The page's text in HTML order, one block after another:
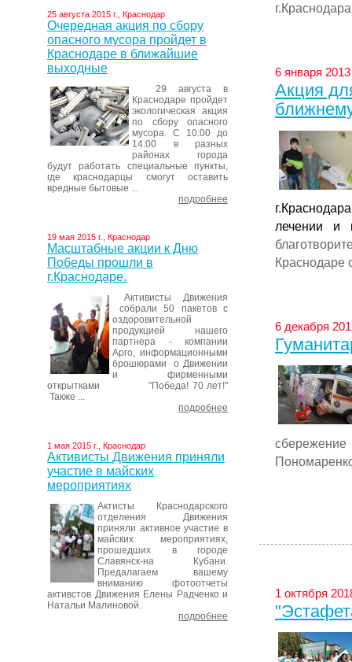
25 августа 2015 г., Краснодар
Очередная акция по сбору
опасного мусора пройдет в
Краснодаре в ближайшие
выходные
29 августа в
Краснодаре пройдет
экологическая акция
по сбору опасного
мусора. С 10:00 до
14:00 в разных
районах города
будут работать специальные пункты,
где краснодарцы смогут оставить
вредные бытовые ...
подробнее
19 мая 2015 г., Краснодар
Масштабные акции к Дню
Победы прошли в
г.Краснодаре.
Активисты Движения
собрали 50 пакетов с
оздоровительной
продукцией нашего
партнера - компании
Арго, информационными
брошюрами о Движении
и фирменными
открытками "Победа! 70 лет!"
Также ...
подробнее
1 мая 2015 г., Краснодар
Активисты Движения приняли
участие в майских
мероприятиях
Актисты Краснодарского
отделения Движения
приняли активное участие в
майских мероприятиях,
прошедших в городе
Славянск-на Кубани.
Предалагаем вашему
вниманию фотоотчеты
активстов Движения Елены Радченко и
Натальи Малиновой.
подробнее
6 января
Акция
лечении и
Краснодаре
6 декабря
1 октября